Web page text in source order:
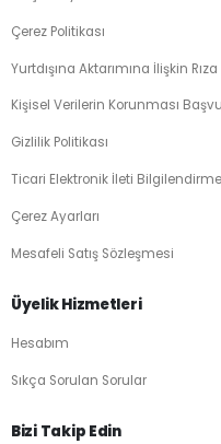
Çerez Politikası
Yurtdışına Aktarımına İlişkin
Kişisel Verilerin Korunması
Gizlilik Politikası
Ticari Elektronik İleti
Çerez Ayarları
Mesafeli Satış Sözleşmesi
Üyelik Hizmetleri
Hesabım
Sıkça Sorulan Sorular
Bizi Takip Edin